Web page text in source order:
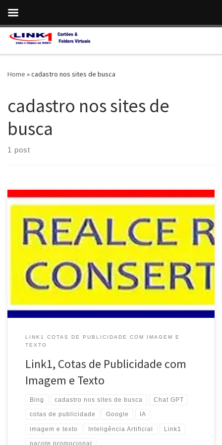
Skip to content
Home »cadastro nos sites de busca
cadastro nos sites de
busca
1 post
LINK1 COTAS DE PUBLICIDADE COM IMAGEM E
TEXTO
Link1, Cotas de Publicidade com
Imagem e Texto
Bing cadastro nos sites de busca Chat GPT
cotas de publicidade Google IA
imagem e texto Inteligência Artificial Link1